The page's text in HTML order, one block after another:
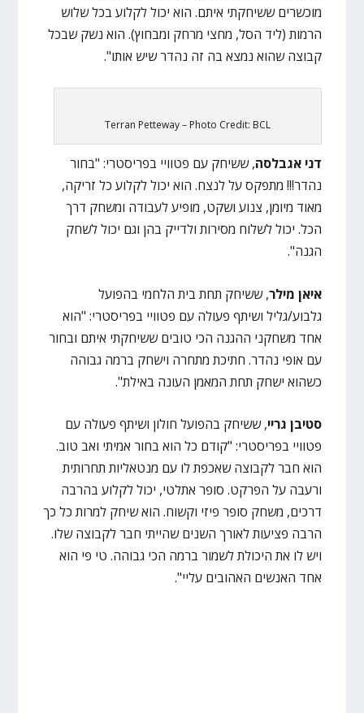
מוכשרים ששיחקתי איתם. הוא יכול לקלוע בכל שלוש
הרמות (ליד הסל, מחצי מרחק ומבחוץ). הוא נשק שבכל
קבוצה שהוא נמצא בה זה נהדר שיש אותו".
Terran Petteway – Photo Credit: BCL
דני אגבלסה, ששיחק עם פטוויי בפריסטרי: "בחור
נהדר!!! מתפקס על לנצח. הוא יכול לקלוע כל זריקה,
מאוד מיומן, צנוע ושקט, מופיע לעבודה ומשחק דרך
הכל. יכול לשלוח מסירות ולדייק בהן וגם יכול לשחק
הגנה".
איאן מילר, ששיחק תחת בית הלחמי בהפועל
גלבוע/גליל ושיתף פעולה עם פטוויי בפריסטרי: "הוא
אחד משחקני ההגנה הכי טובים ששיחקתי איתם ובחור
עם אופי נהדר. חתיכת מתחרה וישחק ברמה גבוהה
כשהוא ישחק תחת המאמן העונה באילת".
סטיבן גריי, ששיחק בהפועל חולון ושיתף פעולה עם
פטוויי בפריסטרי: "קודם כל הוא בחור אמיתי ואב טוב.
הוא חבר לקבוצה שאכפת לו עם מנטאליות תחרותית
ורעבה על הפרקט. סופר אתלטי, יכול לקלוע בהרבה
דרכים, משחק סופר פיזי וקשוח. הוא שיחק למרות כל כך
הרבה פציעות לאורך השנים שהייתי חבר לקבוצה שלו.
ויש לו את היכולת לשמור ברמה הכי גבוהה. טי פי הוא
אחד האנשים האהובים עליי".